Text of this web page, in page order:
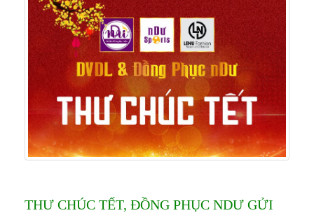
THƯ CHÚC TẾT, ĐỒNG PHỤC NDƯ GỬI